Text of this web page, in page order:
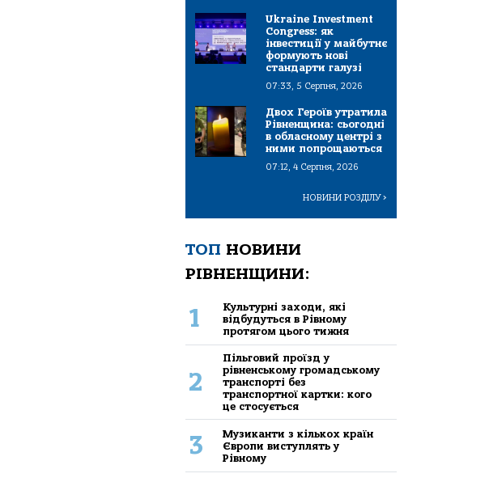
Ukraine Investment
Congress: як
інвестиції у майбутнє
формують нові
стандарти галузі
07:33, 5 Серпня, 2026
Двох Героїв утратила
Рівненщина: сьогодні
в обласному центрі з
ними попрощаються
07:12, 4 Серпня, 2026
НОВИНИ РОЗДІЛУ>
ТОП НОВИНИ
РІВНЕНЩИНИ:
1
Культурні заходи, які
відбудуться в Рівному
протягом цього тижня
2
Пільговий проїзд у
рівненському громадському
транспорті без
транспортної картки: кого
це стосується
3
Музиканти з кількох країн
Європи виступлять у
Рівному